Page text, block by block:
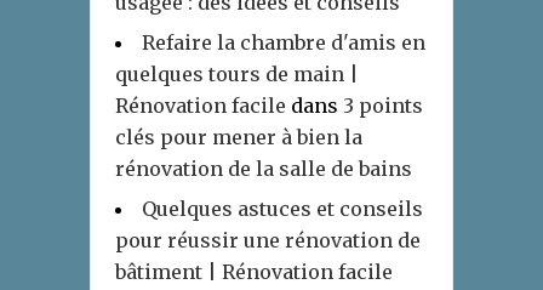
Refaire la chambre d'amis en
quelques tours de main |
Rénovation facile dans 3 points
clés pour mener à bien la
rénovation de la salle de bains
Quelques astuces et conseils
pour réussir une rénovation de
bâtiment | Rénovation facile